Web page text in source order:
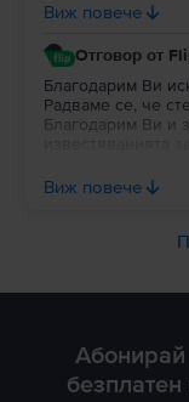
парички за
Виж повече
Отговор от
Благодарим Ви
Радваме се, че
Благодарим Ви и
върху
Благодарим Ви
Виж повече
Абонирай